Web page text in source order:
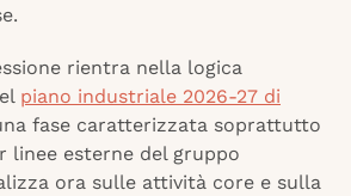
rientra nella logica
piano industriale 2026-27 di
fase caratterizzata soprattutto
linee esterne del gruppo
ora sulle attività core e sulla